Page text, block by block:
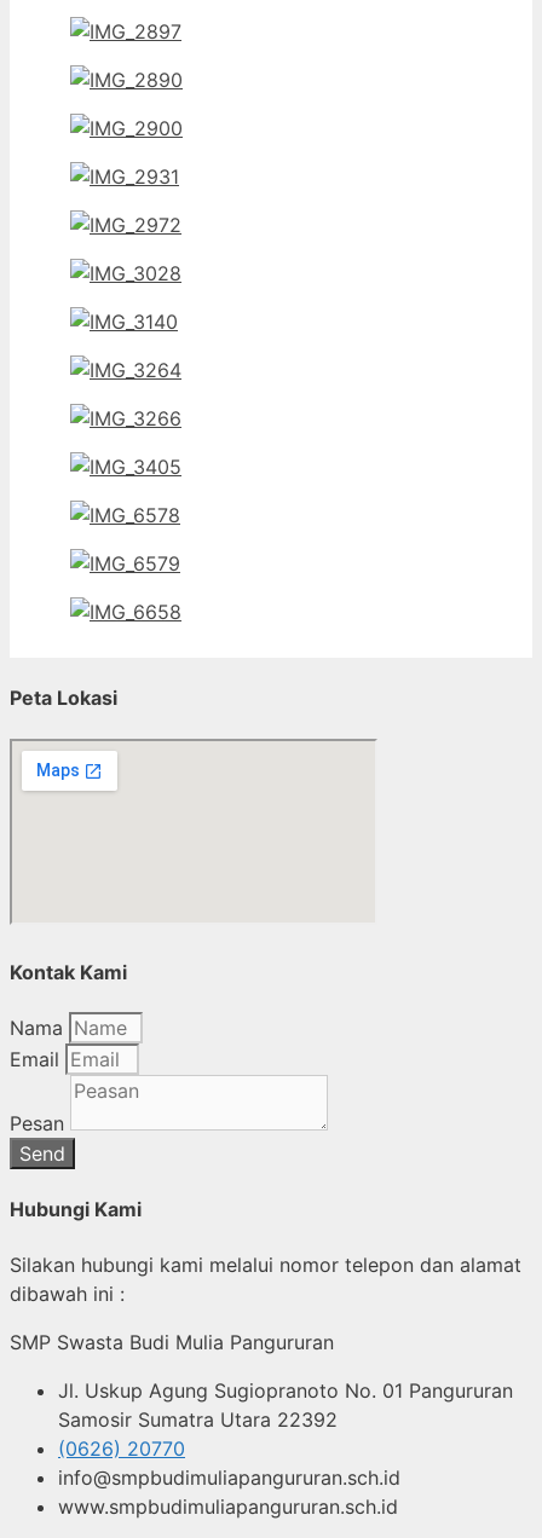
Peta Lokasi
Kontak Kami
Nama
Email
Pesan
Send
Hubungi Kami
Silakan hubungi kami melalui nomor telepon dan alamat
dibawah ini :
SMP Swasta Budi Mulia Pangururan
Jl. Uskup Agung Sugiopranoto No. 01 Pangururan
Samosir Sumatra Utara 22392
(0626) 20770
info@smpbudimuliapangururan.sch.id
www.smpbudimuliapangururan.sch.id